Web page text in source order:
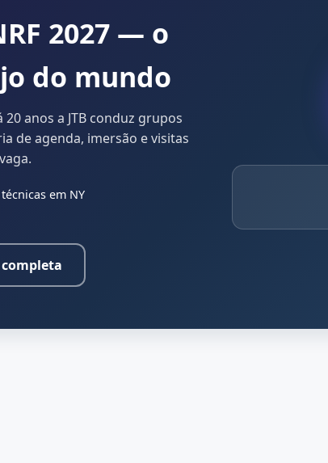
2027 — o
do mundo
anos a JTB conduz grupos
de agenda, imersão e visitas
em NY